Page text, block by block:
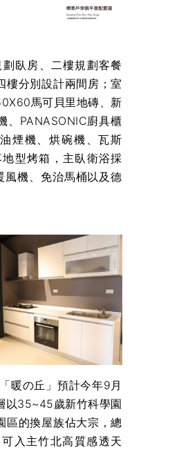
臥房、二樓規劃客餐
樓分別設計兩間房；室
馬可貝里地磚、新
、PANASONIC廚具櫃
煙機、烘碗機、瓦斯
型烤箱，主臥衛浴採
風機、免治馬桶以及德
暖の丘」預計今年9月
以35~45歲新竹科學園
區的換屋族佔大宗，總
入主竹北高質感透天